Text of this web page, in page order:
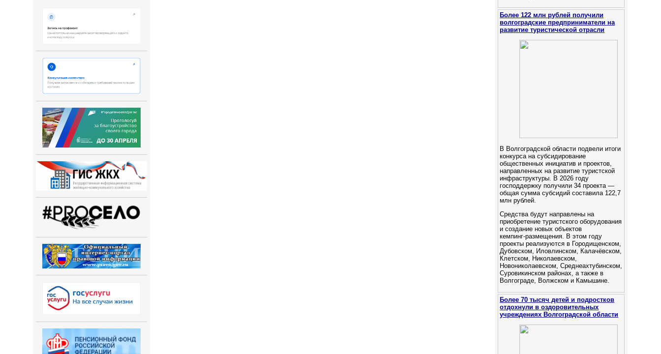
Более 122 млн рублей получили
волгоградские предприниматели на
развитие туристической отрасли
В Волгоградской области подвели итоги
конкурса на субсидирование
общественных инициатив и проектов,
направленных на развитие туристской
инфраструктуры. В 2026 году
господдержку получили 34 проекта —
общая сумма субсидий составила 122,7
млн рублей.
Средства будут направлены на
приобретение туристского оборудования
и создание новых объектов
кемпинг‑размещения. В этом году
проекты реализуются в Городищенском,
Дубовском, Иловлинском, Калачёвском,
Клетском, Николаевском,
Новониколаевском, Среднеахтубинском,
Суровикинском районах, а также в
Волгограде, Волжском и Камышине.
Более 70 тысяч детей и подростков
отдохнули в оздоровительных
учреждениях Волгоградской области